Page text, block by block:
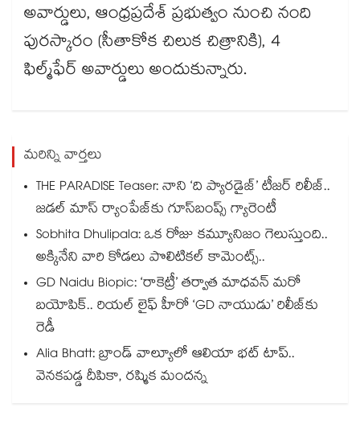
అవార్డులు, ఆంధ్రప్రదేశ్‌‌‌‌ ప్రభుత్వం నుంచి నంది
పురస్కారం (సీతాకోక చిలుక చిత్రానికి), 4
ఫిల్మ్‌‌‌‌ఫేర్ అవార్డులు అందుకున్నారు.
మరిన్ని వార్తలు
THE PARADISE Teaser: నాని ‘ది ప్యారడైజ్‌‌’ టీజర్ రిలీజ్..
జడల్ మాస్ ర్యాంపేజ్‌కు గూస్‌బంప్స్ గ్యారెంటీ
Sobhita Dhulipala: ఒక రోజు కమ్యూనిజం గెలుస్తుంది..
అక్కినేని వారి కోడలు పొలిటికల్ కామెంట్స్..
GD Naidu Biopic: ‘రాకెట్రీ’ తర్వాత మాధవన్ మరో
బయోపిక్.. రియల్ లైఫ్ హీరో ‘GD నాయుడు’ రిలీజ్⁬కు
రెడీ
Alia Bhatt: బ్రాండ్ వాల్యూలో ఆలియా భట్ టాప్..
వెనకపడ్డ దీపికా, రష్మిక మందన్న